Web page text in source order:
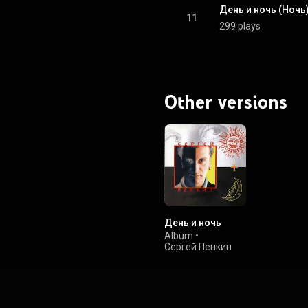
11
День и ночь (Ночь)
299 plays
Other versions
День и ночь
Album •
Сергей Пенкин